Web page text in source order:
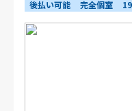
後払い可能
完全個室